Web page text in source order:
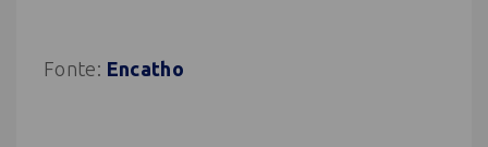
Fonte: Encatho